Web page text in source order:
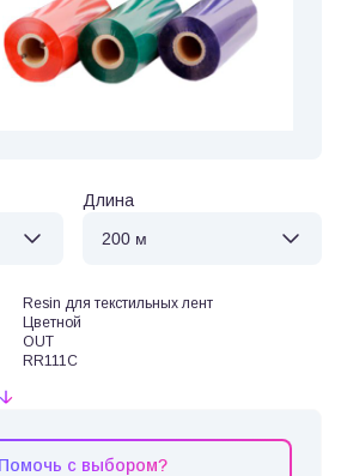
Длина
Resin для текстильных лент
Цветной
OUT
RR111C
Помочь с выбором?